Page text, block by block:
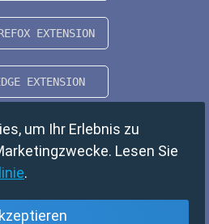
um Ihr Erlebnis zu
Lesen Sie
.